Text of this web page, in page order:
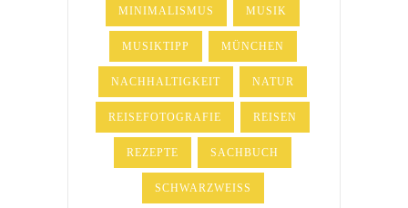
MINIMALISMUS MUSIK
MUSIKTIPP MÜNCHEN
NACHHALTIGKEIT NATUR
REISEFOTOGRAFIE REISEN
REZEPTE SACHBUCH
SCHWARZWEISS